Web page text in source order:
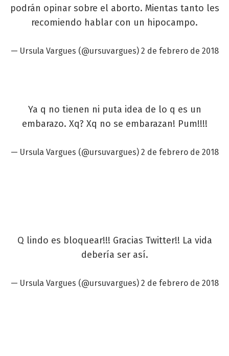
podrán opinar sobre el aborto. Mientas tanto les
recomiendo hablar con un hipocampo.
— Ursula Vargues (@ursuvargues) 2 de febrero de 2018
Ya q no tienen ni puta idea de lo q es un
embarazo. Xq? Xq no se embarazan! Pum!!!!
— Ursula Vargues (@ursuvargues) 2 de febrero de 2018
Q lindo es bloquear!!! Gracias Twitter!! La vida
debería ser así.
— Ursula Vargues (@ursuvargues) 2 de febrero de 2018